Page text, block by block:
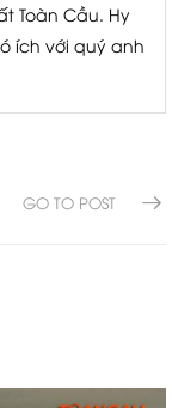
Toàn Cầu. Hy
ích với quý anh
GO TO POST